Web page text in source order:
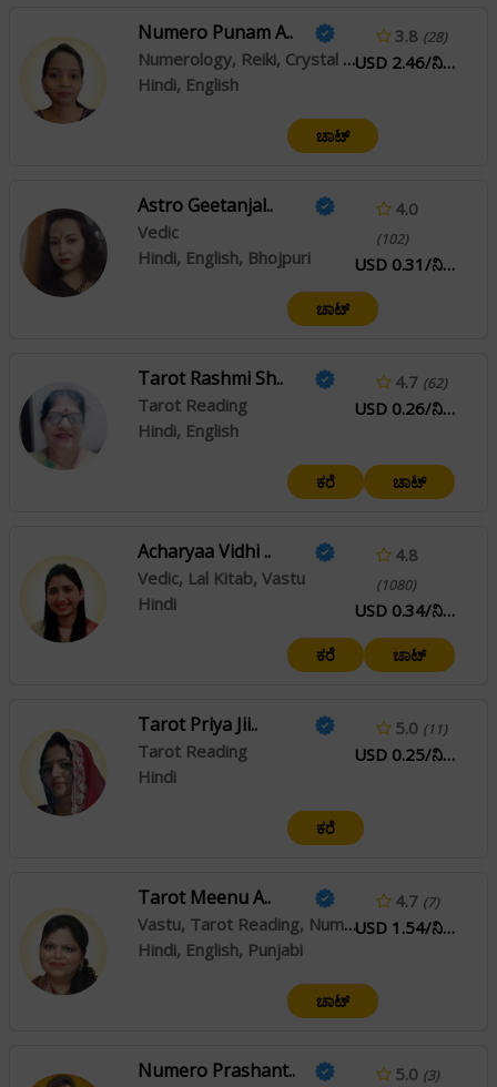
Numero Punam A..
Numerology, Reiki, Crystal Healing
Hindi, English
3.8 (28)
USD 2.46/ನಿಮಿಷ
ಚಾಟ್
Astro Geetanjal..
Vedic
Hindi, English, Bhojpuri
4.0
(102)
USD 0.31/ನಿಮಿಷ
ಚಾಟ್
Tarot Rashmi Sh..
Tarot Reading
Hindi, English
4.7 (62)
USD 0.26/ನಿಮಿಷ
ಕರೆ ಚಾಟ್
Acharyaa Vidhi ..
Vedic, Lal Kitab, Vastu
Hindi
4.8
(1080)
USD 0.34/ನಿಮಿಷ
ಕರೆ ಚಾಟ್
Tarot Priya Jii..
Tarot Reading
Hindi
5.0 (11)
USD 0.25/ನಿಮಿಷ
ಕರೆ
Tarot Meenu A..
Vastu, Tarot Reading, Numerology
Hindi, English, Punjabi
4.7 (7)
USD 1.54/ನಿಮಿಷ
ಚಾಟ್
Numero Prashant.. 5.0 (3)